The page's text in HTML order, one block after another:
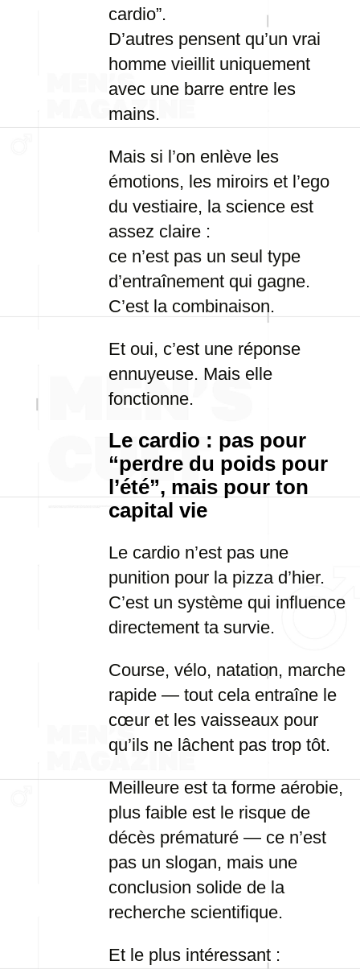
cardio”.
D’autres pensent qu’un vrai
homme vieillit uniquement
avec une barre entre les
mains.
Mais si l’on enlève les
émotions, les miroirs et l’ego
du vestiaire, la science est
assez claire :
ce n’est pas un seul type
d’entraînement qui gagne.
C’est la combinaison.
Et oui, c’est une réponse
ennuyeuse. Mais elle
fonctionne.
Le cardio : pas pour
“perdre du poids pour
l’été”, mais pour ton
capital vie
Le cardio n’est pas une
punition pour la pizza d’hier.
C’est un système qui influence
directement ta survie.
Course, vélo, natation, marche
rapide — tout cela entraîne le
cœur et les vaisseaux pour
qu’ils ne lâchent pas trop tôt.
Meilleure est ta forme aérobie,
plus faible est le risque de
décès prématuré — ce n’est
pas un slogan, mais une
conclusion solide de la
recherche scientifique.
Et le plus intéressant :